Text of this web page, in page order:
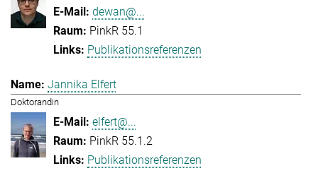
dewan@...
PinkR 55.1
Publikationsreferenzen
Jannika Elfert
Doktorandin
elfert@...
PinkR 55.1.2
Publikationsreferenzen